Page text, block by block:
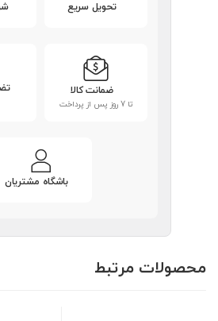
تحویل سریع
ضمانت کالا
تا 7 روز پس از پرداخت
باشگاه مشتریان
محصولات مرتبط